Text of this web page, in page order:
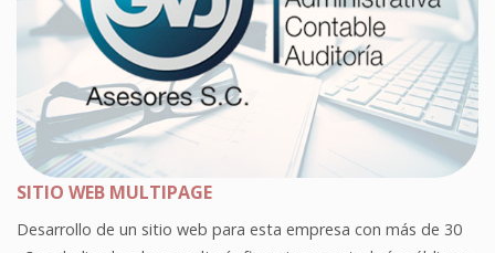
SITIO WEB MULTIPAGE
Desarrollo de un sitio web para esta empresa con más de 30